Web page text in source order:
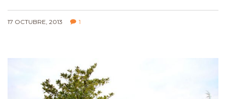
17 OCTUBRE, 2013 1